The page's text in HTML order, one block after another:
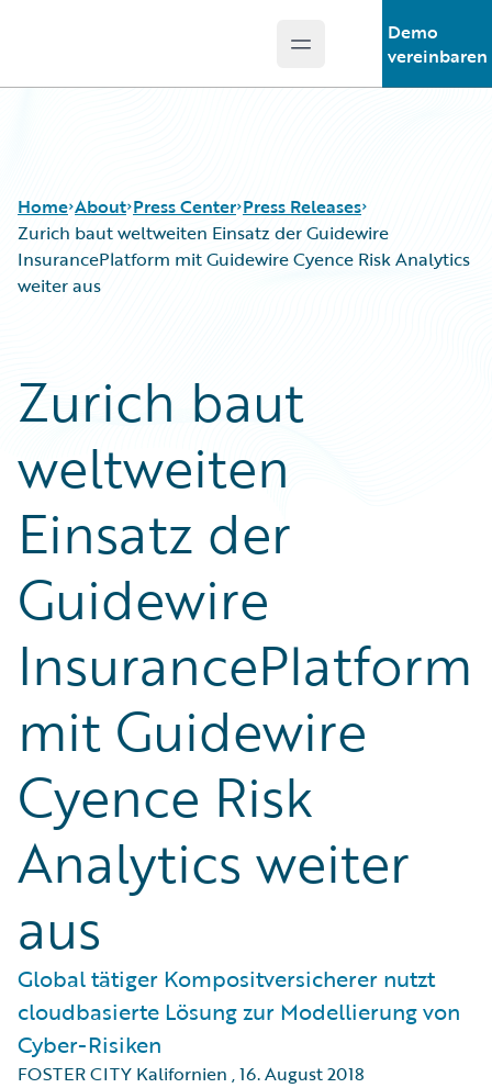
Open main menu
Demo
vereinbaren
Home About Press Center Press Releases
Zurich baut weltweiten Einsatz der Guidewire
InsurancePlatform mit Guidewire Cyence Risk Analytics
weiter aus
Zurich baut
weltweiten
Einsatz der
Guidewire
InsurancePlatform
mit Guidewire
Cyence Risk
Analytics weiter
aus
Global tätiger Kompositversicherer nutzt
cloudbasierte Lösung zur Modellierung von
Cyber-Risiken
FOSTER CITY Kalifornien ,16. August 2018